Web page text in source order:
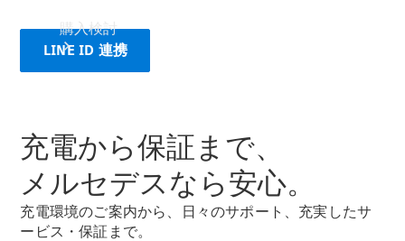
購入検討
オンライン
ショールー
LINE ID 連携
充電から保証まで、
メルセデスなら安心。
充電環境のご案内から、日々のサポート、充実したサ
ービス・保証まで。